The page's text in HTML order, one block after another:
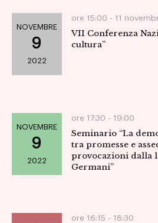
NOVEMBRE
9
2022
ore 15:00 - 11
VII Conferenza
cultura”
NOVEMBRE
9
2022
ore 17:30 - 19:00
Seminario “La
tra promesse e
provocazioni dalla
Germani”
ore 16:15 - 18:30